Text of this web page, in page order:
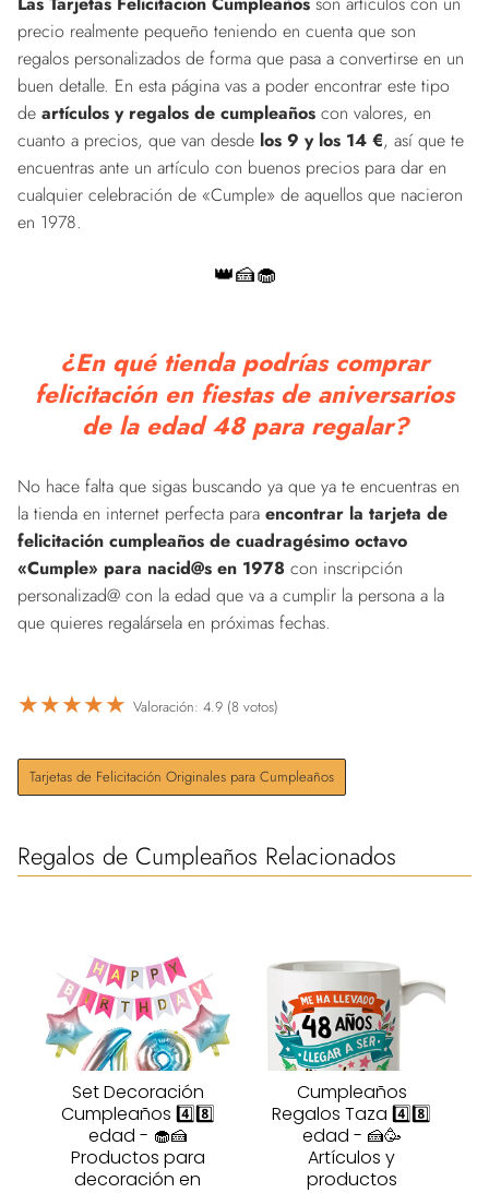
precio realmente pequeño teniendo en cuenta que son
regalos personalizados de forma que pasa a convertirse en un
buen detalle. En esta página vas a poder encontrar este tipo
de artículos y regalos de cumpleaños con valores, en
cuanto a precios, que van desde los 9 y los 14 €, así que te
encuentras ante un artículo con buenos precios para dar en
cualquier celebración de «Cumple» de aquellos que nacieron
en 1978.
👑🍰🧁
¿En qué tienda podrías comprar
felicitación en fiestas de aniversarios
de la edad 48 para regalar?
No hace falta que sigas buscando ya que ya te encuentras en
la tienda en internet perfecta para encontrar la tarjeta de
felicitación cumpleaños de cuadragésimo octavo
«Cumple» para nacid@s en 1978 con inscripción
personalizad@ con la edad que va a cumplir la persona a la
que quieres regalársela en próximas fechas.
★★★★★ Valoración: 4.9 (8 votos)
Tarjetas de Felicitación Originales para Cumpleaños
Regalos de Cumpleaños Relacionados
Set Decoración
Cumpleaños 4️⃣8️⃣
edad - 🧁🍰
Productos para
decoración en
Cumpleaños
Regalos Taza 4️⃣8️⃣
edad - 🍰🥳
Artículos y
productos